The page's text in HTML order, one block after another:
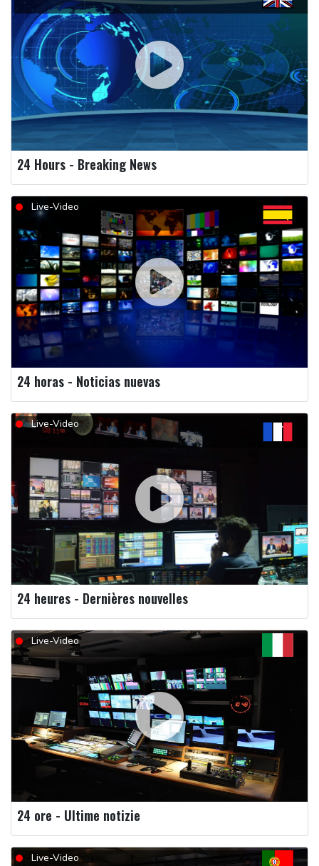
24 Hours - Breaking News
Live-Video
24 horas - Noticias nuevas
Live-Video
24 heures - Dernières nouvelles
Live-Video
24 ore - Ultime notizie
Live-Video